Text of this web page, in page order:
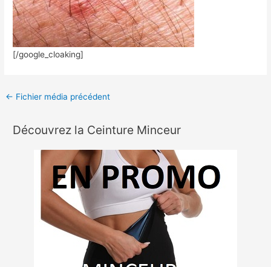
[/google_cloaking]
← Fichier média précédent
Découvrez la Ceinture Minceur